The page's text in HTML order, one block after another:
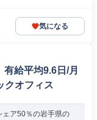
気になる
有給平均9.6日/月
クオフィス
ア50％の岩手県の